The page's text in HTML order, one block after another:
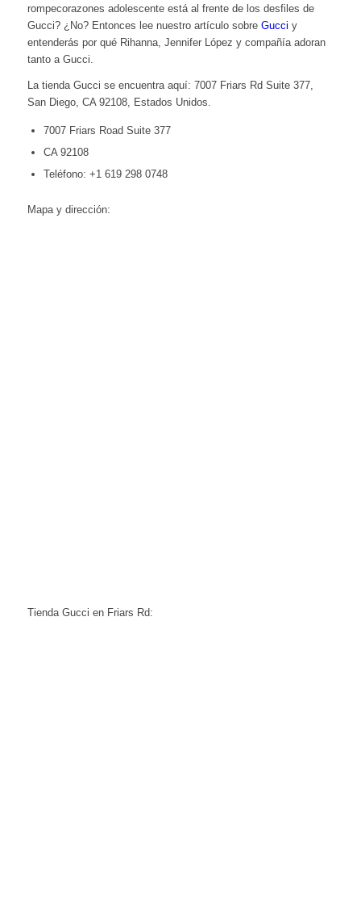
rompecorazones adolescente está al frente de los desfiles de
Gucci? ¿No? Entonces lee nuestro artículo sobre Gucci y
entenderás por qué Rihanna, Jennifer López y compañía adoran
tanto a Gucci.
La tienda Gucci se encuentra aquí: 7007 Friars Rd Suite 377,
San Diego, CA 92108, Estados Unidos.
7007 Friars Road Suite 377
CA 92108
Teléfono: +1 619 298 0748
Mapa y dirección:
Tienda Gucci en Friars Rd: